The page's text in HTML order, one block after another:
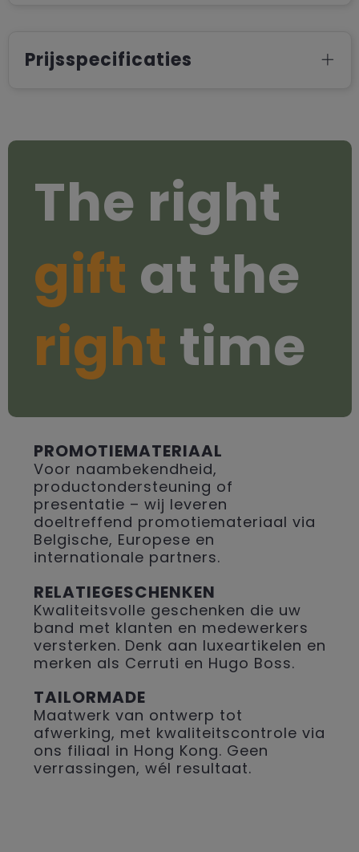
Prijsspecificaties
The right
gift at the
right time
PROMOTIEMATERIAAL
Voor naambekendheid,
productondersteuning of
presentatie – wij leveren
doeltreffend promotiemateriaal via
Belgische, Europese en
internationale partners.
RELATIEGESCHENKEN
Kwaliteitsvolle geschenken die uw
band met klanten en medewerkers
versterken. Denk aan luxeartikelen en
merken als Cerruti en Hugo Boss.
TAILORMADE
Maatwerk van ontwerp tot
afwerking, met kwaliteitscontrole via
ons filiaal in Hong Kong. Geen
verrassingen, wél resultaat.